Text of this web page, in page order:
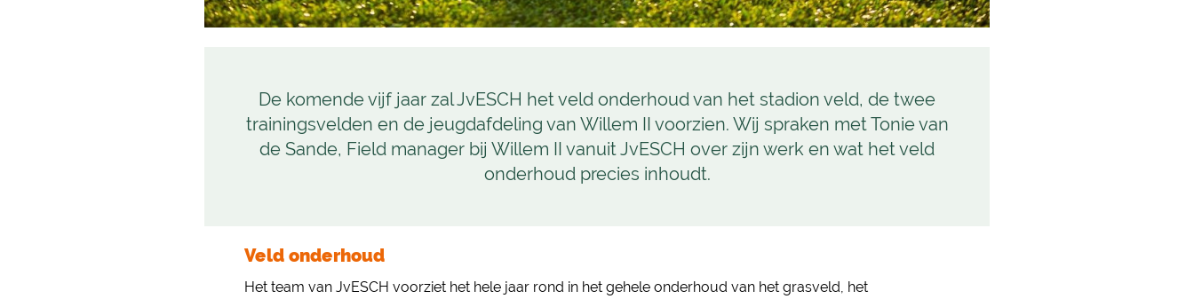
De komende vijf jaar zal JvESCH het veld onderhoud van het stadion veld, de twee
trainingsvelden en de jeugdafdeling van Willem II voorzien. Wij spraken met Tonie van
de Sande, Field manager bij Willem II vanuit JvESCH over zijn werk en wat het veld
onderhoud precies inhoudt.
Veld onderhoud
Het team van JvESCH voorziet het hele jaar rond in het gehele onderhoud van het grasveld, het